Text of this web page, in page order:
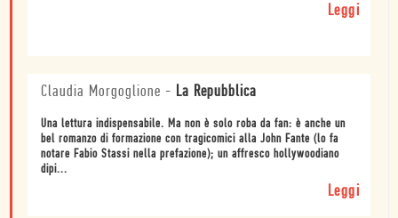
Leggi
Claudia Morgoglione - La Repubblica
Una lettura indispensabile. Ma non è solo roba da fan: è anche un
bel romanzo di formazione con tragicomici alla John Fante (lo fa
notare Fabio Stassi nella prefazione); un affresco hollywoodiano
dipi...
Leggi